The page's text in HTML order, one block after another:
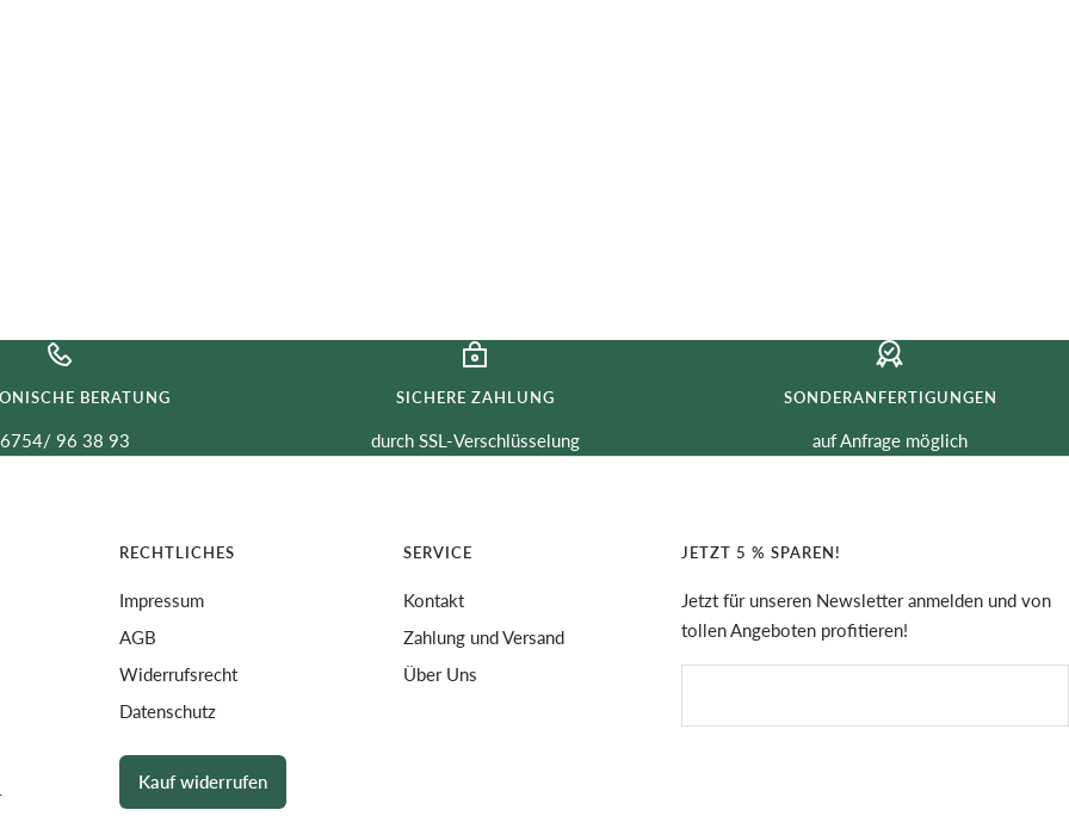
BERATUNG
96 38 93
SICHERE ZAHLUNG
durch SSL-Verschlüsselung
SONDERANFERTIGUNGEN
auf Anfrage möglich
RECHTLICHES
Impressum
AGB
Widerrufsrecht
Datenschutz
Kauf widerrufen
SERVICE
Kontakt
Zahlung und Versand
Über Uns
JETZT 5 % SPAREN!
Jetzt für unseren Newsletter anmelden und von
tollen Angeboten profitieren!